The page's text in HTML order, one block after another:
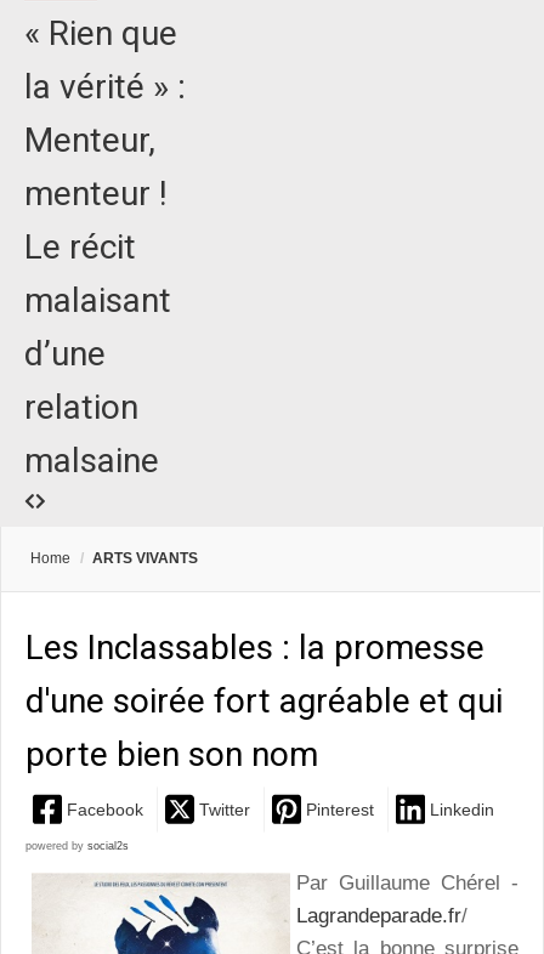
« Rien que
la vérité » :
Menteur,
menteur !
Le récit
malaisant
d’une
relation
malsaine
Home / ARTS VIVANTS
Les Inclassables : la promesse
d'une soirée fort agréable et qui
porte bien son nom
Facebook Twitter Pinterest Linkedin
powered by social2s
Par Guillaume Chérel -
Lagrandeparade.fr/
C’est la bonne surprise